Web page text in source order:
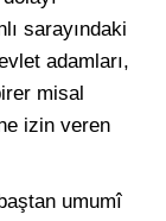
sarayındaki
adamları,
misal
izin veren
umumî